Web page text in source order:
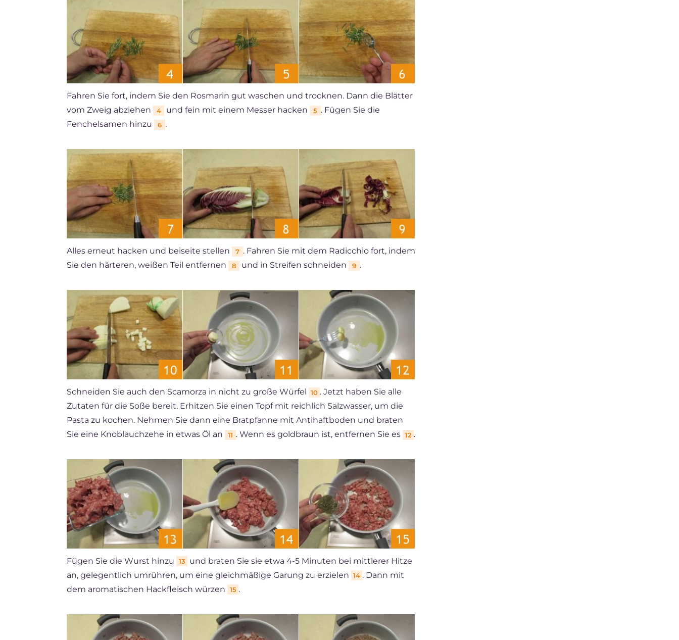
Fahren Sie fort, indem Sie den Rosmarin gut waschen und trocknen. Dann die Blätter
vom Zweig abziehen
4 und fein mit einem Messer hacken 5 . Fügen Sie die
Fenchelsamen hinzu
6 .
Alles erneut hacken und beiseite stellen 7 . Fahren Sie mit dem Radicchio fort, indem
Sie den härteren, weißen Teil entfernen
8 und in Streifen schneiden 9 .
Schneiden Sie auch den Scamorza in nicht zu große Würfel 10 . Jetzt haben Sie alle
Zutaten für die Soße bereit. Erhitzen Sie einen Topf mit reichlich Salzwasser, um die
Pasta zu kochen. Nehmen Sie dann eine Bratpfanne mit Antihaftboden und braten
Sie eine Knoblauchzehe in etwas Öl an
11 . Wenn es goldbraun ist, entfernen Sie es 12 .
Fügen Sie die Wurst hinzu 13
und braten Sie sie etwa 4-5 Minuten bei mittlerer Hitze
an, gelegentlich umrühren, um eine gleichmäßige Garung zu erzielen 14 . Dann mit
dem aromatischen Hackfleisch würzen
15 .